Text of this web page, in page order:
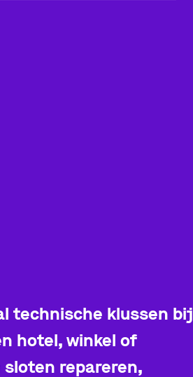
technische klussen bij
hotel, winkel of
sloten repareren,